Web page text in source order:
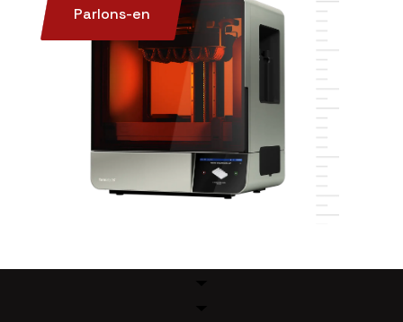
Parlons-en